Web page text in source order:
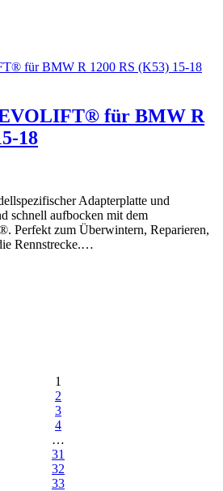
für BMW R
18
Adapterplatte und
schnell aufbocken mit dem
Perfekt zum Überwintern, Reparieren,
Rennstrecke.…
1
2
3
4
…
31
32
33